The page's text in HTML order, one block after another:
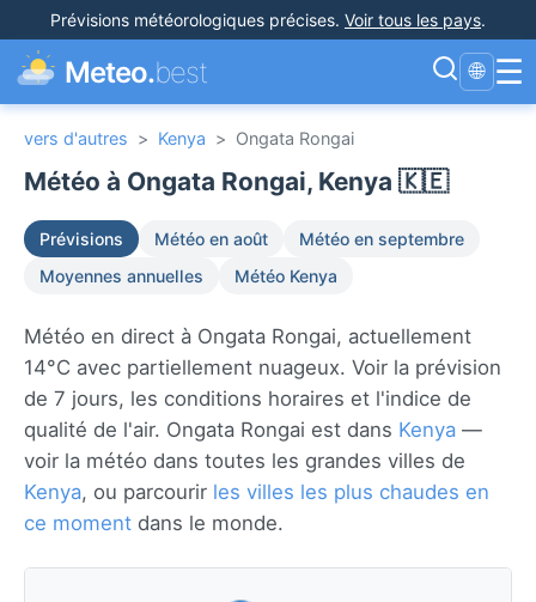
Prévisions météorologiques précises. Voir tous les pays.
Meteo.best 🌐 ☰
vers d'autres > Kenya > Ongata Rongai
Météo à Ongata Rongai, Kenya 🇰🇪
Prévisions Météo en août
Météo en septembre
Moyennes annuelles
Météo Kenya
Météo en direct à Ongata Rongai, actuellement
14°C avec partiellement nuageux. Voir la prévision
de 7 jours, les conditions horaires et l'indice de
qualité de l'air. Ongata Rongai est dans Kenya —
voir la météo dans toutes les grandes villes de
Kenya, ou parcourir les villes les plus chaudes en
ce moment dans le monde.